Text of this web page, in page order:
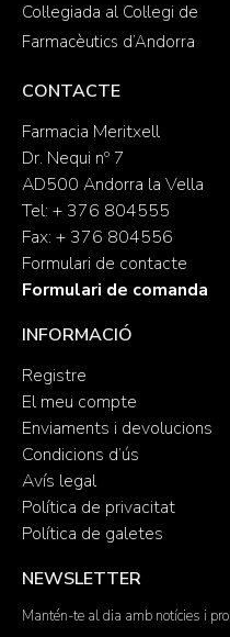
Col·legiada al Col·legi de
Farmacèutics d’Andorra
CONTACTE
Farmacia Meritxell
Dr. Nequi nº 7
AD500 Andorra la Vella
Tel: + 376 804555
Fax: + 376 804556
Formulari de contacte
Formulari de comanda
INFORMACIÓ
Registre
El meu compte
Enviaments i devolucions
Condicions d’ús
Avís legal
Política de privacitat
Política de galetes
NEWSLETTER
Mantén-te al dia amb notícies i